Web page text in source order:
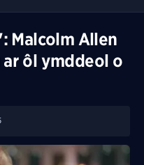
Malcolm Allen
ôl ymddeol o